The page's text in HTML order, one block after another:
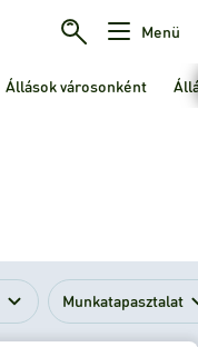
Menü
Állások városonként
Munkatapasztalat